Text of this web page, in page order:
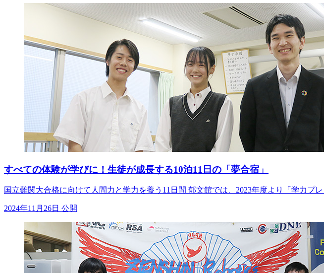
すべての体験が学びに！生徒が成長する10泊11日の「夢合宿」
国立難関大合格に向けて人間力と学力を養う11日間 郁文館では、2023年度より「学力
2024年11月26日 公開